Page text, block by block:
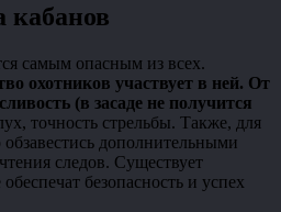
кабанов
самым опасным из всех.
охотников участвует в ней. От
(в засаде не получится
точность стрельбы. Также, для
дополнительными
следов. Существует
безопасность и успех